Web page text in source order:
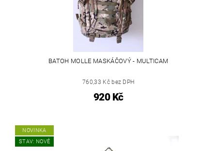
BATOH MOLLE MASKÁČOVÝ - MULTICAM
760,33 Kč bez DPH
920 Kč
NOVINKA
STAV: NOVÉ